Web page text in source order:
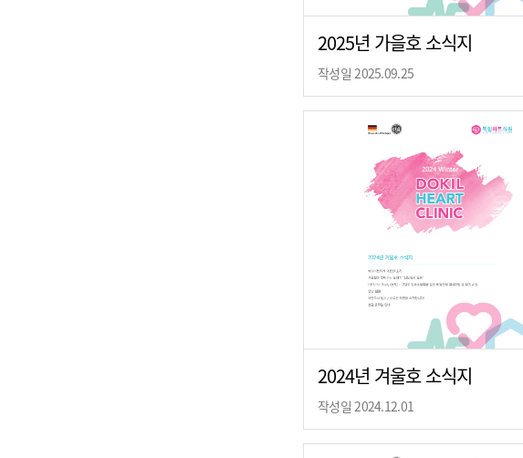
2025년 가을호 소식지
작성일 2025.09.25
2024년 겨울호 소식지
작성일 2024.12.01